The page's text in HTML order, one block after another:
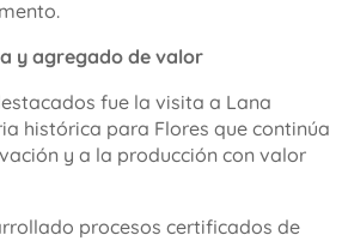
y agregado de valor
fue la visita a Lana
histórica para Flores que continúa
y a la producción con valor
procesos certificados de